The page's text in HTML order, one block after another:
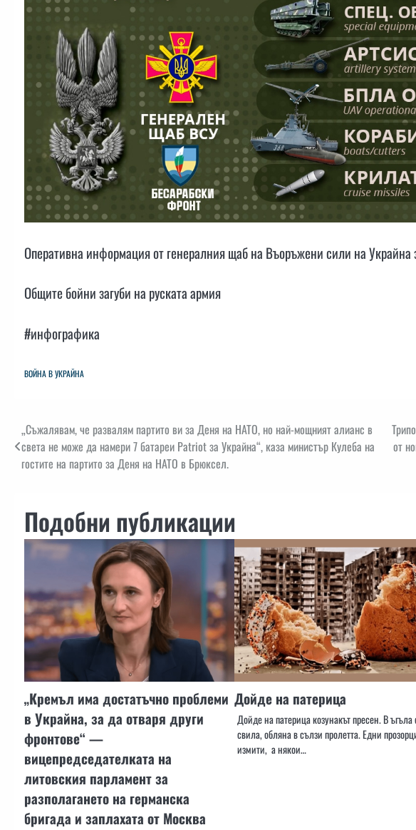
Оперативна информация от генералния щаб на Въоръжени сили на
Общите бойни загуби на руската армия
#инфографика
ВОЙНА В УКРАЙНА
Навигация
„Съжалявам, че развалям партито ви за Деня на НАТО, но най-мощният алианс в
света не може да намери 7 батареи Patriot за Украйна“, каза министър Кулеба на
гостите на партито за Деня на НАТО в Брюксел.
от
Подобни публикации
„Кремъл има достатъчно проблеми
в Украйна, за да отваря други
фронтове“ —
вицепредседателката на
литовския парламент за
разполагането на германска
бригада и заплахата от Москва
Дойде на патерица
Дойде на патерица козунакът пресен. В ъгъла
свила, обляна в сълзи пролетта. Едни
измити, а някои…